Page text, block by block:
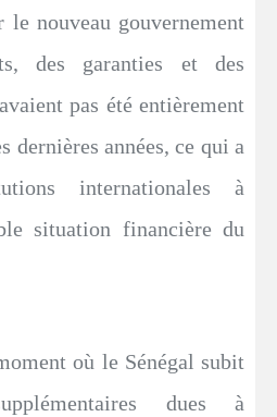
nouveau gouvernement
des garanties et des
pas été entièrement
dernières années, ce qui a
internationales à
situation financière du
où le Sénégal subit
dues à